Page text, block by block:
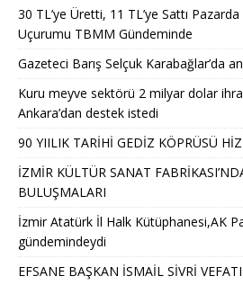
30 TL’ye Üretti, 11 TL’ye Sattı
Uçurumu TBMM Gündeminde
Gazeteci Barış Selçuk Karabağlar’da
Kuru meyve sektörü 2 milyar dolar
Ankara’dan destek istedi
90 YIILIK TARİHİ GEDİZ KÖPRÜSÜ
İZMİR KÜLTÜR SANAT
BULUŞMALARI
İzmir Atatürk İl Halk Kütüphanesi,AK
gündemindeydi
EFSANE BAŞKAN İSMAİL SİVRİ